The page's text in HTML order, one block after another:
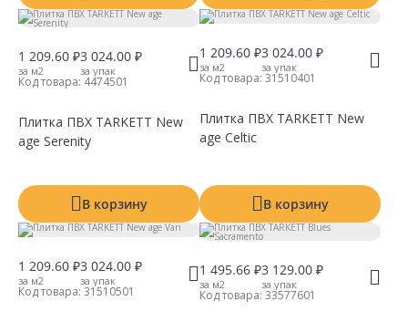
1 209.60 ₽
за м2
3 024.00 ₽
за упак
Код товара: 4474501
Плитка ПВХ TARKETT New
age Serenity
В корзину
1 209.60 ₽
за м2
3 024.00 ₽
за упак
Код товара: 31510401
Плитка ПВХ TARKETT New
age Celtic
В корзину
1 209.60 ₽
за м2
3 024.00 ₽
за упак
Код товара: 31510501
1 495.66 ₽
за м2
3 129.00 ₽
за упак
Код товара: 33577601